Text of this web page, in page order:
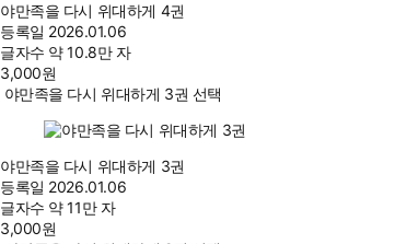
야만족을 다시 위대하게 4권
등록일 2026.01.06
글자수 약 10.8만 자
3,000원
야만족을 다시 위대하게 3권 선택
야만족을 다시 위대하게 3권
등록일 2026.01.06
글자수 약 11만 자
3,000원